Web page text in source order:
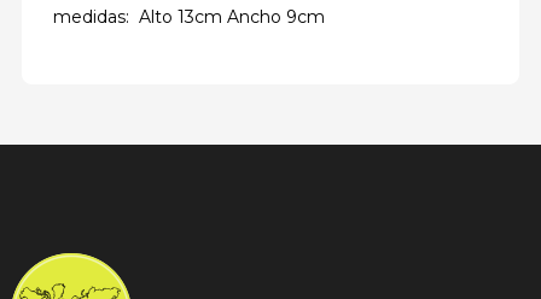
medidas: Alto 13cm Ancho 9cm